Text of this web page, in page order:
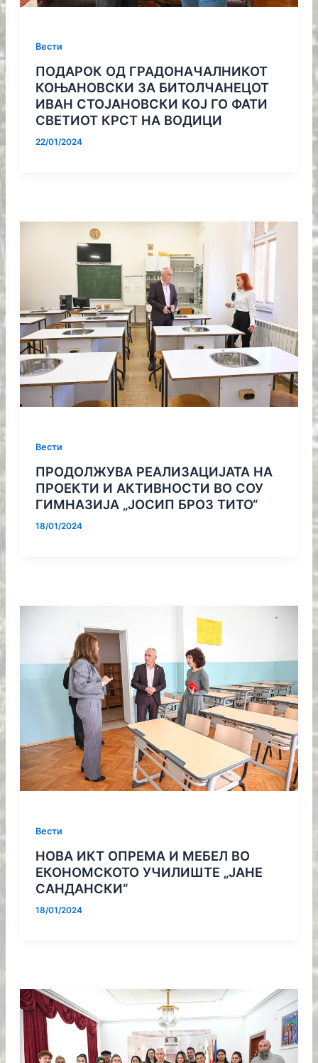
Вести
ПОДАРОК ОД ГРАДОНАЧАЛНИКОТ
КОЊАНОВСКИ ЗА БИТОЛЧАНЕЦОТ
ИВАН СТОЈАНОВСКИ КОЈ ГО ФАТИ
СВЕТИОТ КРСТ НА ВОДИЦИ
22/01/2024
Вести
ПРОДОЛЖУВА РЕАЛИЗАЦИЈАТА НА
ПРОЕКТИ И АКТИВНОСТИ ВО СОУ
ГИМНАЗИЈА „ЈОСИП БРОЗ ТИТО“
18/01/2024
Вести
НОВА ИКТ ОПРЕМА И МЕБЕЛ ВО
ЕКОНОМСКОТО УЧИЛИШТЕ „ЈАНЕ
САНДАНСКИ“
18/01/2024